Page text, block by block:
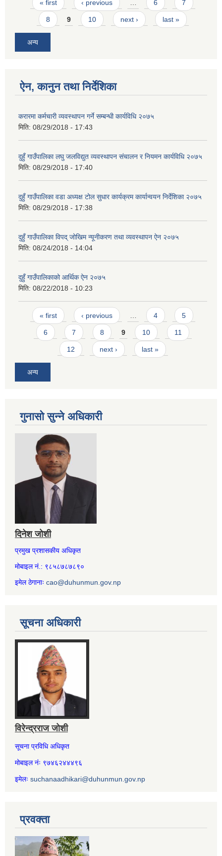
« first ‹ previous 6 7
8 9 10 next › last »
अन्य
ऐन, कानुन तथा निर्देशिका
करारमा कर्मचारी व्यवस्थापन गर्ने सम्बन्धी कार्यविधि २०७५
मिति: 08/29/2018 - 17:43
दुहुँ गाउँपालिका लघु जलविद्युत व्यवस्थापन संचालन र नियमन कार्यविधि २०७५
मिति: 08/29/2018 - 17:40
दुहुँ गाउँपालिका वडा अध्यक्ष टोल सुधार कार्यक्रम कार्यान्वयन निर्देशिका २०७५
मिति: 08/29/2018 - 17:38
दुहुँ गाउँपालिका विपद् जोखिम न्यूनीकरण तथा व्यवस्थापन ऐन २०७५
मिति: 08/24/2018 - 14:04
दुहुँ गाउँपालिकाको आर्थिक ऐन २०७५
मिति: 08/22/2018 - 10:23
Pages
« first ‹ previous 4 5
6 7 8 9 10 11
12 next › last »
अन्य
गुनासो सुन्ने अधिकारी
दिनेश जोशी
प्रमुख प्रशासकीय अधिकृत
मोबाइल नं.: ९८५८७८७८९०
इमेल ठेगानाः cao@duhunmun.gov.np
सूचना अधिकारी
विरेन्द्रराज जोशी
सूचना प्रविधि अधिकृत
मोबाइल नंः ९७४६२४४४९६
इमेलः suchanaadhikari@duhunmun.gov.np
प्रवक्ता